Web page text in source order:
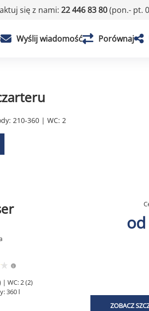
się z nami: 22 446 83 80(pon.- pt.
Wyślij wiadomość Porównaj
210-360 | WC: 2
| WC: 2 (2)
360 l
ZOBACZ